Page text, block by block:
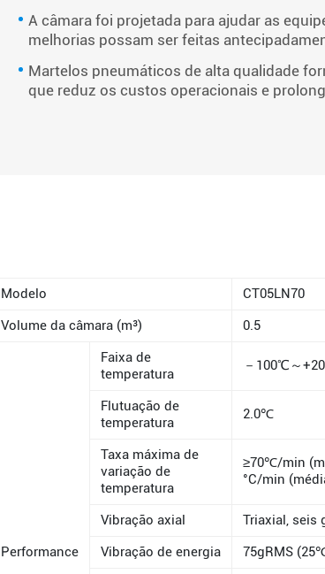
A câmara foi projetada para ajudar as
melhorias possam ser feitas
Martelos pneumáticos de alta qualidade
que reduz os custos operacionais e
Modelo CT05LN70
Volume da câmara (m³)
0.5
Performance
Faixa de
temperatura
－100℃～
Flutuação de
temperatura
2.0℃
Taxa máxima de
variação de
temperatura
≥70℃/min
°C/min
Vibração axial
Triaxial, seis
Vibração de energia
75gRMS